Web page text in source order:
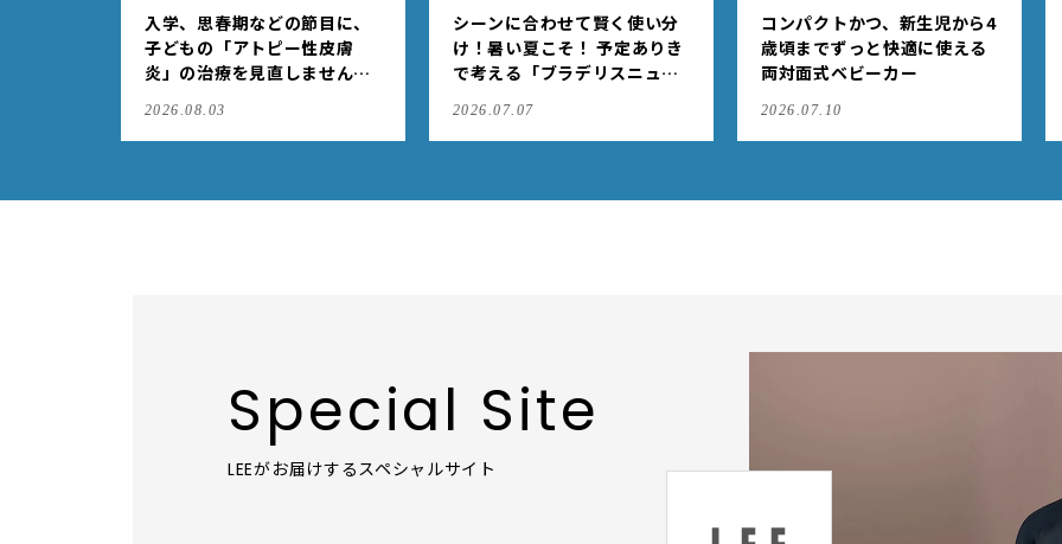
入学、思春期などの節目に、
子どもの「アトピー性皮膚
炎」の治療を見直しません
2026.08.03
シーンに合わせて賢く使い分
け！暑い夏こそ！ 予定ありき
で考える「ブラデリスニュー
2026.07.07
コンパクトかつ、新生児から4
歳頃までずっと快適に使える
両対面式ベビーカー
2026.07.10
Special Site
LEEがお届けするスペシャルサイト